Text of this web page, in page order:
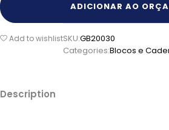
ADICIONAR AO
Add to wishlistSKU:GB20030
Categories:Blocos e
Description